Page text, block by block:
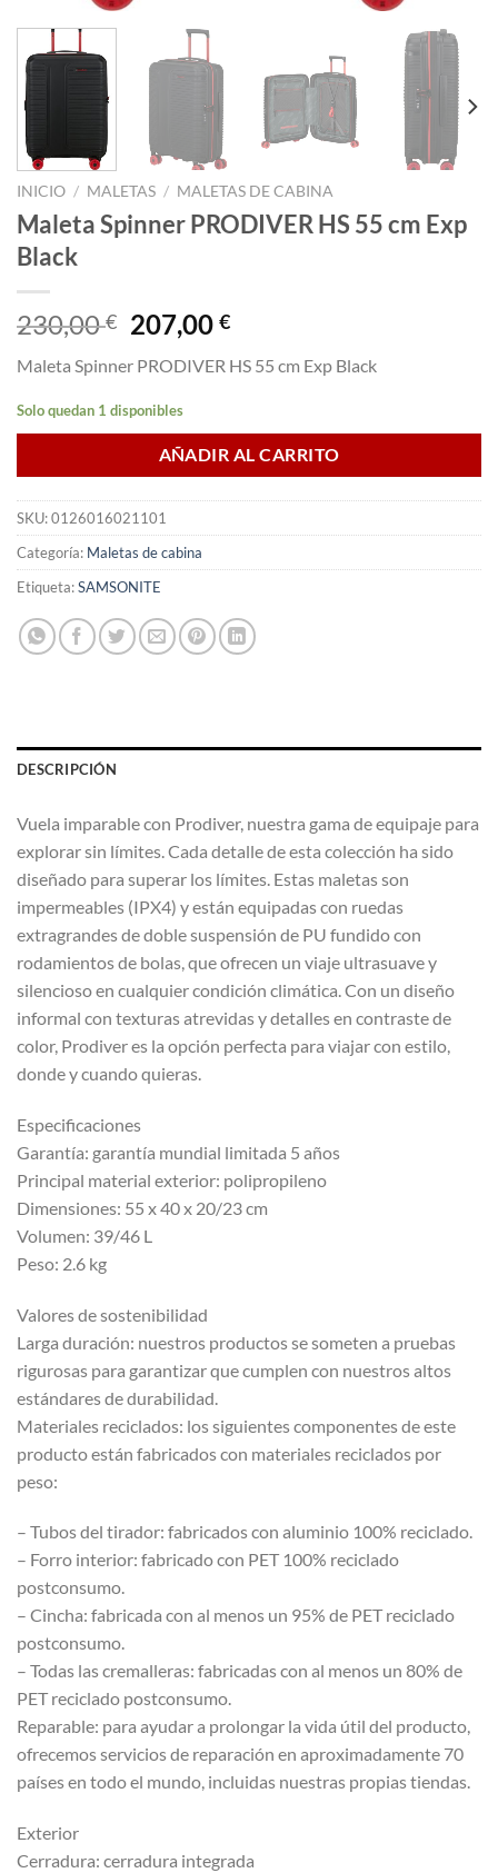
INICIO / MALETAS / MALETAS DE CABINA
Maleta Spinner PRODIVER HS 55 cm Exp
Black
230,00€ El
precio
original
era:
230,00 €.
207,00€El
actual
207,00 €.
Maleta Spinner PRODIVER HS 55 cm Exp Black
Solo quedan 1 disponibles
AÑADIR AL CARRITO
SKU:0126016021101
Categoría: Maletas de cabina
Etiqueta:SAMSONITE
DESCRIPCIÓN
Vuela imparable con Prodiver, nuestra gama de equipaje para
explorar sin límites. Cada detalle de esta colección ha sido
diseñado para superar los límites. Estas maletas son
impermeables (IPX4) y están equipadas con ruedas
extragrandes de doble suspensión de PU fundido con
rodamientos de bolas, que ofrecen un viaje ultrasuave y
silencioso en cualquier condición climática. Con un diseño
informal con texturas atrevidas y detalles en contraste de
color, Prodiver es la opción perfecta para viajar con estilo,
donde y cuando quieras.
Especificaciones
Garantía: garantía mundial limitada 5 años
Principal material exterior: polipropileno
Dimensiones: 55 x 40 x 20/23 cm
Volumen: 39/46 L
Peso: 2.6 kg
Valores de sostenibilidad
Larga duración: nuestros productos se someten a pruebas
rigurosas para garantizar que cumplen con nuestros altos
estándares de durabilidad.
Materiales reciclados: los siguientes componentes de este
producto están fabricados con materiales reciclados por
peso:
– Tubos del tirador: fabricados con aluminio 100% reciclado.
– Forro interior: fabricado con PET 100% reciclado
postconsumo.
– Cincha: fabricada con al menos un 95% de PET reciclado
postconsumo.
– Todas las cremalleras: fabricadas con al menos un 80% de
PET reciclado postconsumo.
Reparable: para ayudar a prolongar la vida útil del producto,
ofrecemos servicios de reparación en aproximadamente 70
países en todo el mundo, incluidas nuestras propias tiendas.
Exterior
Cerradura: cerradura integrada